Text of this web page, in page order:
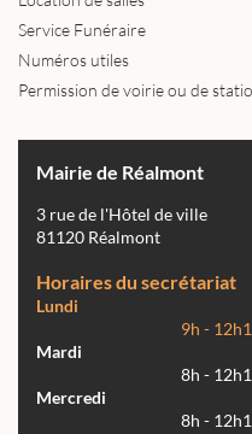
Service Funéraire
Numéros utiles
Permission de voirie ou de
Mairie de Réalmont
3 rue de l'Hôtel de ville
81120 Réalmont
Horaires du secrétariat
Lundi
9h -
Mardi
8h -
Mercredi
8h -